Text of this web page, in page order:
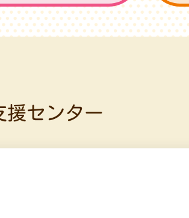
援センター